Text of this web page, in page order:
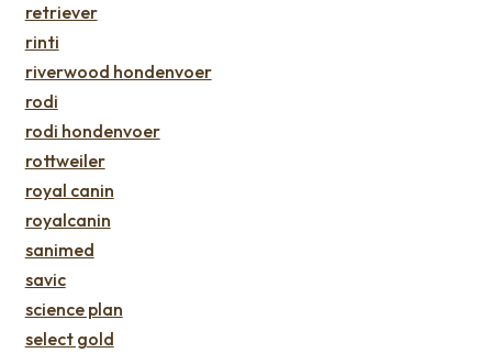
retriever
rinti
riverwood hondenvoer
rodi
rodi hondenvoer
rottweiler
royal canin
royalcanin
sanimed
savic
science plan
select gold